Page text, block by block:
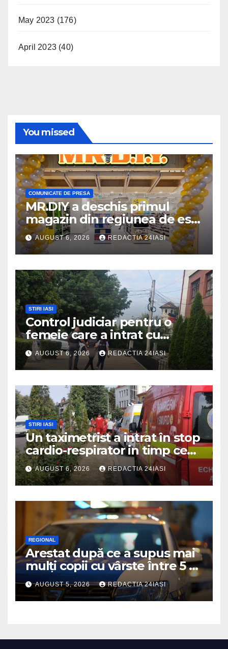
May 2023 (176)
April 2023 (40)
You missed
COMUNICATE DE PRESA
MR.DIY a deschis primul
magazin din regiunea de est,
la Iulius Mall Iași: peste 10.000
de produse, la prețuri
avantajoase
AUGUST 6, 2026 REDACTIA 24IASI
STIRI IASI
Control judiciar pentru o
femeie care a intrat cu
mașina într-o turmă de oi
AUGUST 6, 2026 REDACTIA 24IASI
STIRI IASI
Un taximetrist a intrat în stop
cardio-respirator in timp ce
se afla la volan
AUGUST 6, 2026 REDACTIA 24IASI
REGIONAL
Arestat după ce a supus mai
mulți copii cu vârste între 5 și
16 ani unor orori de
neimaginat
AUGUST 5, 2026 REDACTIA 24IASI